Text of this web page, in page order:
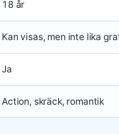
18 år
Kan visas, men inte lika
Ja
Action, skräck, romantik